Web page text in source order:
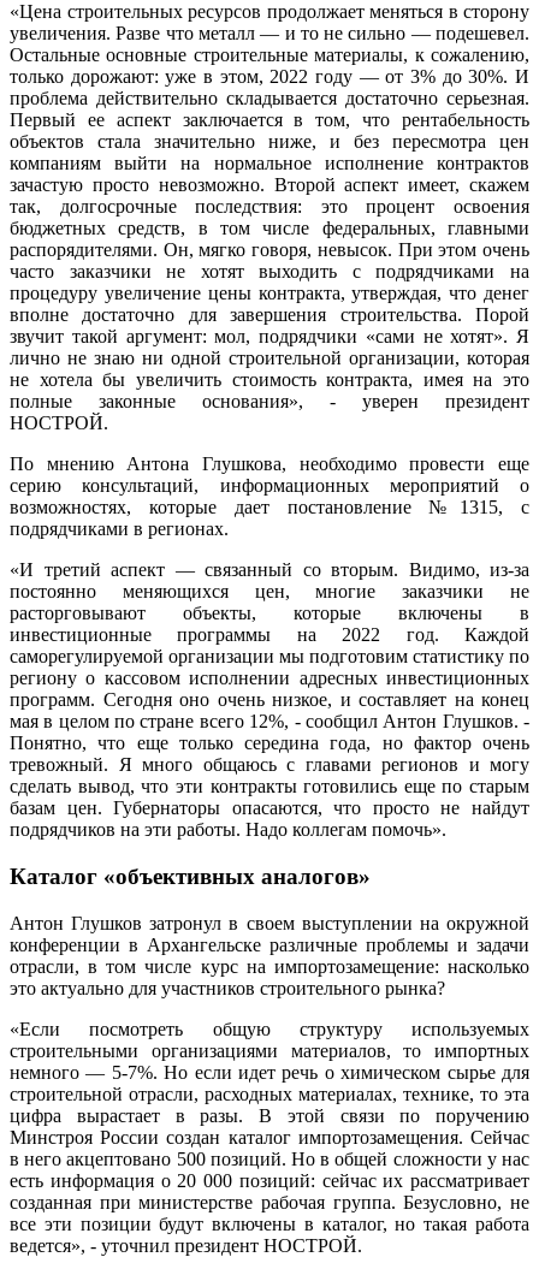
«Цена строительных ресурсов продолжает меняться в сторону
увеличения. Разве что металл — и то не сильно — подешевел.
Остальные основные строительные материалы, к сожалению,
только дорожают: уже в этом, 2022 году — от 3% до 30%. И
проблема действительно складывается достаточно серьезная.
Первый ее аспект заключается в том, что рентабельность
объектов стала значительно ниже, и без пересмотра цен
компаниям выйти на нормальное исполнение контрактов
зачастую просто невозможно. Второй аспект имеет, скажем
так, долгосрочные последствия: это процент освоения
бюджетных средств, в том числе федеральных, главными
распорядителями. Он, мягко говоря, невысок. При этом очень
часто заказчики не хотят выходить с подрядчиками на
процедуру увеличение цены контракта, утверждая, что денег
вполне достаточно для завершения строительства. Порой
звучит такой аргумент: мол, подрядчики «сами не хотят». Я
лично не знаю ни одной строительной организации, которая
не хотела бы увеличить стоимость контракта, имея на это
полные законные основания», - уверен президент
НОСТРОЙ.
По мнению Антона Глушкова, необходимо провести еще
серию консультаций, информационных мероприятий о
возможностях, которые дает постановление №1315, с
подрядчиками в регионах.
«И третий аспект — связанный со вторым. Видимо, из-за
постоянно меняющихся цен, многие заказчики не
расторговывают объекты, которые включены в
инвестиционные программы на 2022 год. Каждой
саморегулируемой организации мы подготовим статистику по
региону о кассовом исполнении адресных инвестиционных
программ. Сегодня оно очень низкое, и составляет на конец
мая в целом по стране всего 12%, - сообщил Антон Глушков. -
Понятно, что еще только середина года, но фактор очень
тревожный. Я много общаюсь с главами регионов и могу
сделать вывод, что эти контракты готовились еще по старым
базам цен. Губернаторы опасаются, что просто не найдут
подрядчиков на эти работы. Надо коллегам помочь».
Каталог «объективных аналогов»
Антон Глушков затронул в своем выступлении на окружной
конференции в Архангельске различные проблемы и задачи
отрасли, в том числе курс на импортозамещение: насколько
это актуально для участников строительного рынка?
«Если посмотреть общую структуру используемых
строительными организациями материалов, то импортных
немного — 5-7%. Но если идет речь о химическом сырье для
строительной отрасли, расходных материалах, технике, то эта
цифра вырастает в разы. В этой связи по поручению
Минстроя России создан каталог импортозамещения. Сейчас
в него акцептовано 500 позиций. Но в общей сложности у нас
есть информация о 20 000 позиций: сейчас их рассматривает
созданная при министерстве рабочая группа. Безусловно, не
все эти позиции будут включены в каталог, но такая работа
ведется», - уточнил президент НОСТРОЙ.